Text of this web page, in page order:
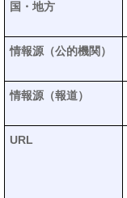
国・地方
情報源（公的機関）
情報源（報道）
URL